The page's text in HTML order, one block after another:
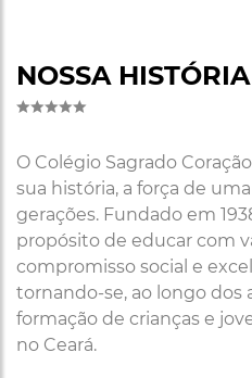
NOSSA HISTÓRIA
O Colégio Sagrado
sua história, a força de
gerações. Fundado em
propósito de educar com
compromisso social e
tornando-se, ao longo dos
formação de crianças e
no Ceará.